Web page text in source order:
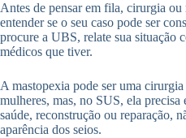
Antes de pensar em fila, cirurgia
entender se o seu caso pode ser
procure a UBS, relate sua situação
médicos que tiver.
A mastopexia pode ser uma
mulheres, mas, no SUS, ela precisa
saúde, reconstrução ou reparação,
aparência dos seios.